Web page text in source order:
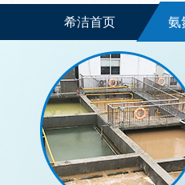
希洁首页 氨